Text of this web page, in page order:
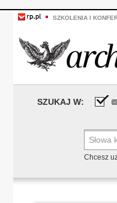
SZKOLENIA I
SZUKAJ W:
Chcesz